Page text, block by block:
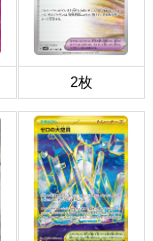
2枚